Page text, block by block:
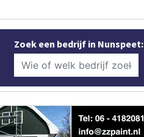
Zoek een bedrijf in Nunspeet: